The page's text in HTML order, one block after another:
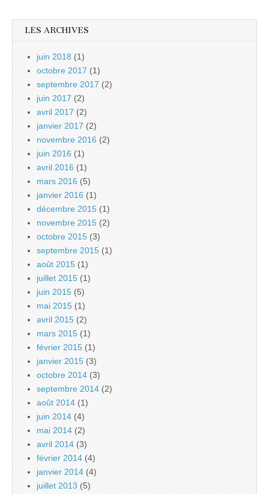
LES ARCHIVES
juin 2018 (1)
octobre 2017 (1)
septembre 2017 (2)
juin 2017 (2)
avril 2017 (2)
janvier 2017 (2)
novembre 2016 (2)
juin 2016 (1)
avril 2016 (1)
mars 2016 (5)
janvier 2016 (1)
décembre 2015 (1)
novembre 2015 (2)
octobre 2015 (3)
septembre 2015 (1)
août 2015 (1)
juillet 2015 (1)
juin 2015 (5)
mai 2015 (1)
avril 2015 (2)
mars 2015 (1)
février 2015 (1)
janvier 2015 (3)
octobre 2014 (3)
septembre 2014 (2)
août 2014 (1)
juin 2014 (4)
mai 2014 (2)
avril 2014 (3)
février 2014 (4)
janvier 2014 (4)
juillet 2013 (5)